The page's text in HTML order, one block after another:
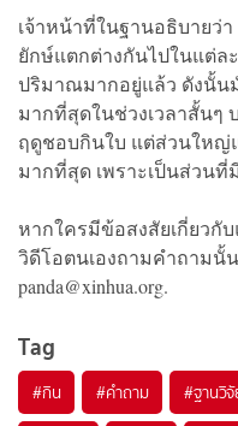
เจ้าหน้าที่ในฐานอธิบายว่
ยักษ์แตกต่างกันไปในแต่ล
ปริมาณมากอยู่แล้ว ดังนั้น
มากที่สุดในช่วงเวลาสั้นๆ
ฤดูชอบกินใบ แต่ส่วนให
มากที่สุด เพราะเป็นส่วน
หากใครมีข้อสงสัยเกี่ยวกั
วิดีโอตนเองถามคำถามนั้
panda@xinhua.org.
Tag
#กิน #คำถาม #ฐานวิ